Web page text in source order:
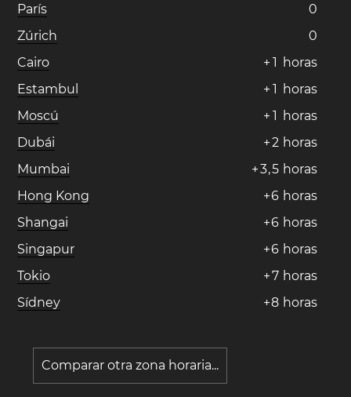
París
0
Zúrich
0
Cairo
+ 1 horas
Estambul
+ 1 horas
Moscú
+ 1 horas
Dubái
+2 horas
Mumbai
+3,5 horas
Hong Kong
+6 horas
Shangai
+6 horas
Singapur
+6 horas
Tokio
+7 horas
Sídney
+8 horas
Comparar otra zona horaria...